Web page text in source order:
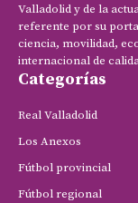
Valladolid y de la
referente por su
ciencia, movilidad,
internacional de
Categorías
Real Valladolid
Los Anexos
Fútbol provincial
Fútbol regional